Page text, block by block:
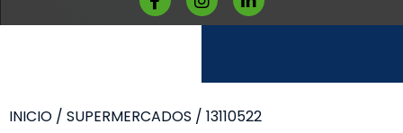
INICIO / SUPERMERCADOS / 13110522